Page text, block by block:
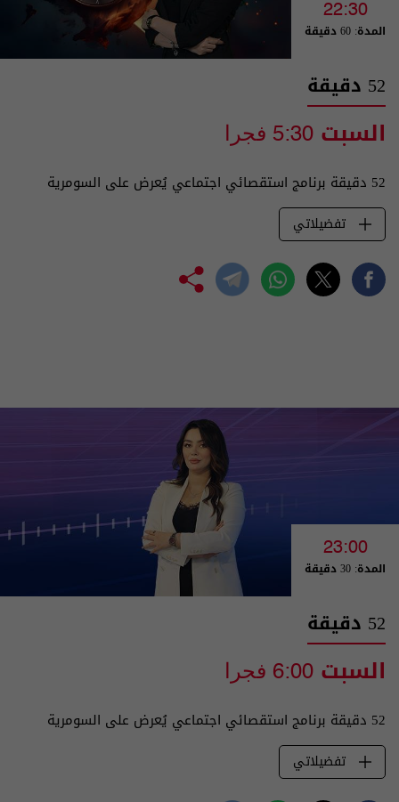
22:30
المدة: 60 دقيقة
52 دقيقة
السبت 5:30 فجرا
52 دقيقة برنامج استقصائي اجتماعي يُعرض على السومرية
تفضيلاتي
23:00
المدة: 30 دقيقة
52 دقيقة
السبت 6:00 فجرا
52 دقيقة برنامج استقصائي اجتماعي يُعرض على السومرية
تفضيلاتي